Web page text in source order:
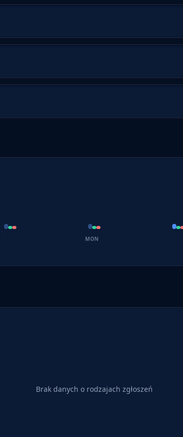
MON
Brak danych o rodzajach zgłoszeń